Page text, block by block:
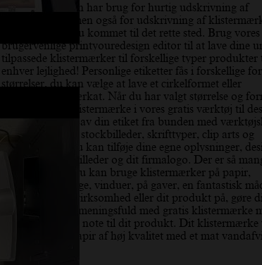
Hvis du ikke kun har brug for hurtig udskrivning af
klistermærker, men også for udskrivning af
høj kvalitet, er du kommet til det rette sted. Brug vores
brugervenlige printyouredesign editor til at lave dine
tilpassede klistermærker til forskellige typer produkter
enhver lejlighed! Personlige etiketter fås i forskellige
størrelser, du kan vælge at lave et cirkelformet eller
rektangulært mærkat. Når du har valgt størrelse og
du tilpasse dit klistermærke i vores gratis værktøj til
klistermærker. Lav din etiket fra bunden med
vi tilbyder gratis stockbilleder, skrifttyper, clip arts og
illustrationer. Du kan tilføje dine egne oplysninger,
mønster, tekst, billeder og dit firmalogo. Der er så
måder, hvorpå du kan bruge klistermærker på papir,
notesbøger, vægge, vinduer, på gaver, en fantastisk
promovere din virksomhed eller dit produkt på, gøre
emballage mere meningsfuld med gratis klistermærke
design en “Tak” note til dit produkt. Dit klistermærke
trykt på klisterpapir af høj kvalitet med et mat